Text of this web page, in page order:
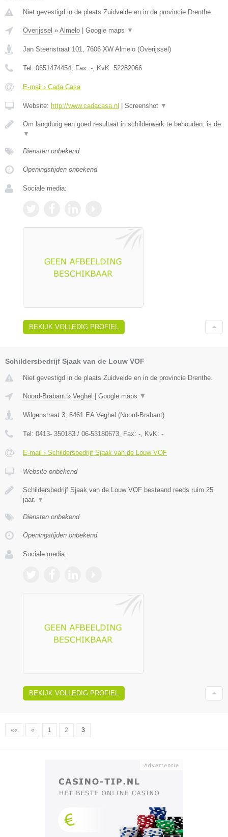
Niet gevestigd in de plaats Zuidvelde en in de provincie Drenthe.
Overijssel » Almelo | Google maps ▼
Jan Steenstraat 101 7606 XW Almelo (Overijssel)
Tel: 0651474454 , Fax: - , KvK: 52282066
E-mail › Cada Casa
Website: http://www.cadacasa.nl | Screenshot ▼
Om langdurig een goed resultaat in schilderwerk te behouden, is de
▼
Diensten onbekend
Openingstijden onbekend
Sociale media:
BEKIJK VOLLEDIG PROFIEL
Schildersbedrijf Sjaak van de Louw VOF
Niet gevestigd in de plaats Zuidvelde en in de provincie Drenthe.
Noord-Brabant » Veghel Google maps ▼
Wilgenstraat 3, 5461 EA Veghel (Noord-Brabant)
Tel: 0413- 350183 / 06-53180673, Fax: -, KvK: -
E-mail › Schildersbedrijf Sjaak van de Louw VOF
Website onbekend
Schildersbedrijf Sjaak van de Louw VOF bestaand reeds ruim 25
jaar. ▼
Diensten onbekend
Openingstijden onbekend
Sociale media:
BEKIJK VOLLEDIG PROFIEL
«« « 1 2 3